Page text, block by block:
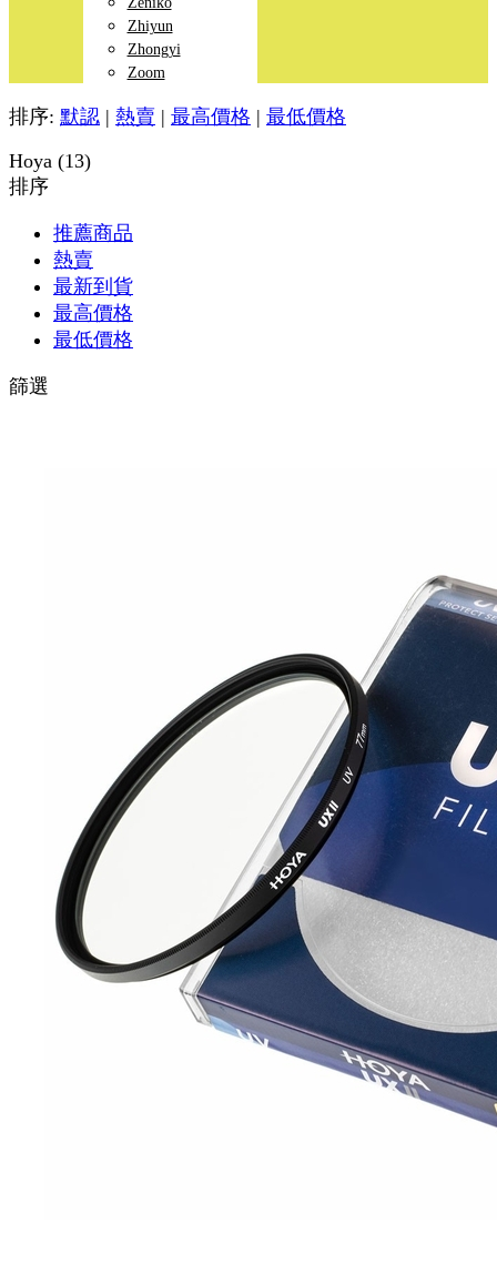
Zhiyun
Zhongyi
Zoom
排序: 默認 | 熱賣 | 最高價格 | 最低價格
Hoya (13)
排序
推薦商品
熱賣
最新到貨
最高價格
最低價格
篩選